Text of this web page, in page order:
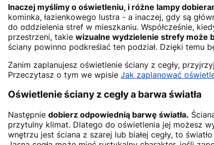
Inaczej myślimy o oświetleniu, i różne lampy
kominka, łazienkowego lustra - a inaczej, gdy są
do oddzielenia stref w mieszkaniu. Współcześnie,
przestrzeni, takiewizualne wydzielenie strefy może
ściany powinno podkreślać ten podział. Dzięki temu
Zanim zaplanujesz oświetlenie ściany z cegły,
Przeczytasz o tym we wpisieJak zaplanować
Oświetlenie ściany z cegły a barwa światła
Następniedobierz odpowiednią barwę światła.
przytulny klimat. Dlatego do oświetlenia jej możesz
wnętrzu jest ściana z szarej lub białej cegły, to